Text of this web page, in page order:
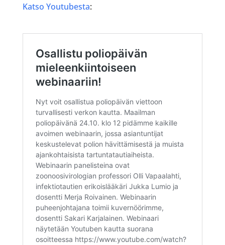
Katso Youtubesta: